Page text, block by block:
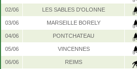
02/06 LES SABLES D'OLONNE
03/06 MARSEILLE BORELY
04/06 PONTCHATEAU
05/06 VINCENNES
06/06 REIMS